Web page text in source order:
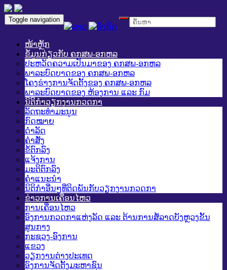
Toggle navigation
ໜ້າຫຼັກ
ຂໍ້ມູນກ່ຽວກັບ ຄກສພ-ອກຫລ
ປະຫວັດຄວາມເປັນມາຂອງ ຄກສພ-ອກຫລ
ພາລະບົດບາດຂອງ ຄກສພ-ອກຫລ
ໂຄງຮ່າງການຈັດຕັ້ງຂອງ ຄກສພ-ອກຫລ
ພາລະບົດບາດຂອງ ຫ້ອງການ ແລະ ກົມ
ນິຕິກໍາວຽກງານກວດກາ
ລັດຖະທໍາມະນູນ
ກົດໝາຍ
ດໍາລັດ
ຄໍາສັ່ງ
ຂໍ້ຕົກລົງ
ແຈ້ງການ
ມະຕິຕົກລົງ
ຄໍາແນະນໍາ
ນິຕິກໍາອື່ນໆທີ່ຕິດພັນກັບວຽກງານກວດກາ
ຂ່າວການເຄື່ອນໄຫວ
ການເຄື່ອນໄຫວ
ອົງການກວດກາແຫ່ງລັດ ແລະ ຕ້ານການສໍ້ລາດບັງຫຼວງຂັ້ນ
ສູນກາງ
ກະຊວງ-ອົງການ
ແຂວງ
ວຽກງານຕ່າງປະເທດ
ອົງການຈັດຕັ້ງມະຫາຊົນ